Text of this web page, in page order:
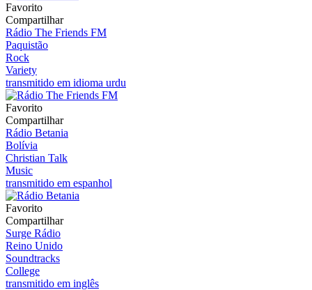
Favorito
Compartilhar
Rádio The Friends FM
Paquistão
Rock
Variety
transmitido em idioma urdu
Favorito
Compartilhar
Rádio Betania
Bolívia
Christian Talk
Music
transmitido em espanhol
Favorito
Compartilhar
Surge Rádio
Reino Unido
Soundtracks
College
transmitido em inglês